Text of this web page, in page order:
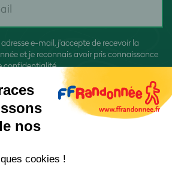
e-mail, j'accepte de recevoir la
et je reconnais avoir pris connaissance
confidentialité
nos
cookies !